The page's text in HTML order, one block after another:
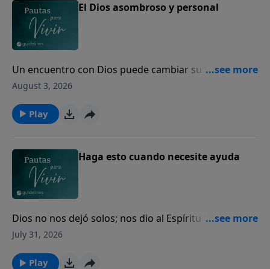
El Dios asombroso y personal
Un encuentro con Dios puede cambiar su vida para
siempre.
August 3, 2026
Play
Haga esto cuando necesite ayuda
Dios no nos dejó solos; nos dio al Espíritu Santo para
guiarnos, fortalecernos y acompañarnos cada día.
July 31, 2026
Play